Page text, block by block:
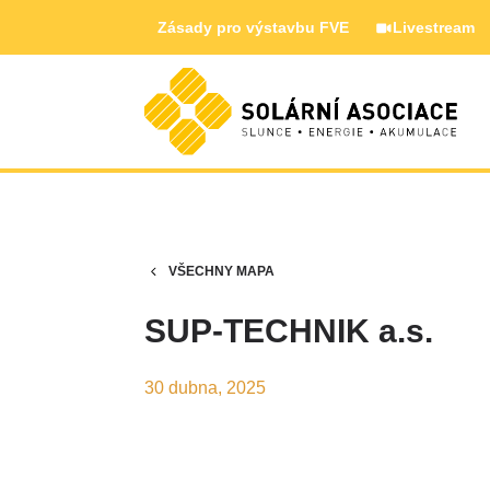
Zásady pro výstavbu FVE Livestream
VŠECHNY MAPA
SUP-TECHNIK a.s.
30 dubna, 2025